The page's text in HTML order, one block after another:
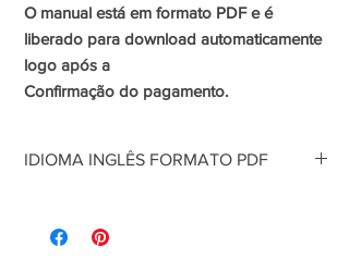
O manual está em formato PDF e é
liberado para download automaticamente
logo após a
Confirmação do pagamento.
IDIOMA INGLÊS FORMATO PDF
mecânicas. Contém todas as informações